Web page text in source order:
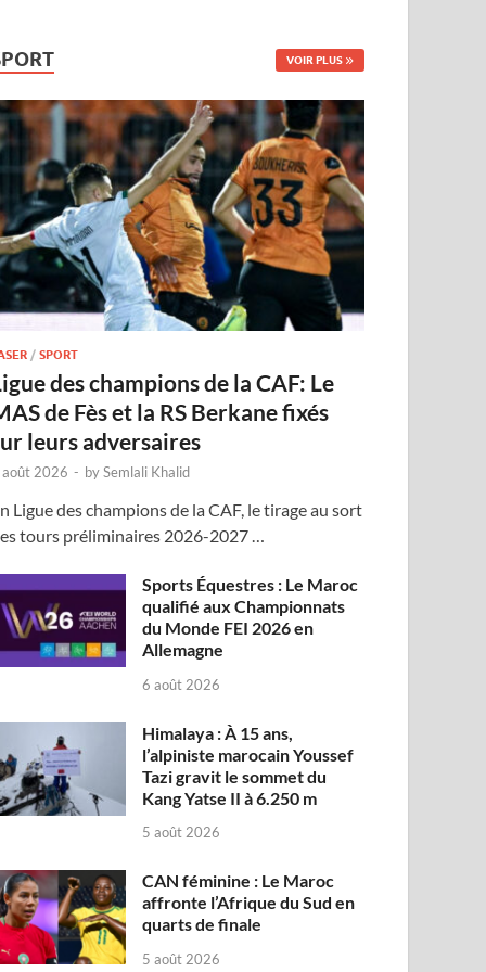
VOIR PLUS
/SPORT
des champions de la CAF: Le
de Fès et la RS Berkane fixés
leurs adversaires
2026 - bySemlali Khalid
Ligue des champions de la CAF, le tirage au sort
tours préliminaires 2026-2027 …
Sports Équestres : Le Maroc
qualifié aux Championnats
du Monde FEI 2026 en
Allemagne
6 août 2026
Himalaya : À 15 ans,
l’alpiniste marocain Youssef
Tazi gravit le sommet du
Kang Yatse II à 6.250 m
5 août 2026
CAN féminine : Le Maroc
affronte l’Afrique du Sud en
quarts de finale
5 août 2026